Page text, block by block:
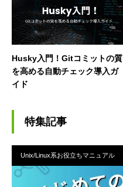
Husky入門！Gitコミットの質
を高める自動チェック導入ガ
イド
特集記事
Unix/Linux系お役立ちマニュアル